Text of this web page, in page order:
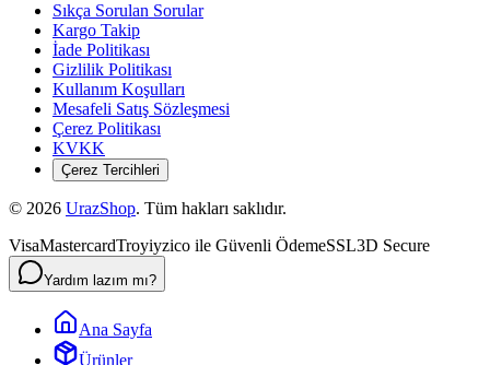
Sıkça Sorulan Sorular
Kargo Takip
İade Politikası
Gizlilik Politikası
Kullanım Koşulları
Mesafeli Satış Sözleşmesi
Çerez Politikası
KVKK
Çerez Tercihleri
© 2026 UrazShop. Tüm hakları saklıdır.
VisaMastercardTroyiyzico ile Güvenli ÖdemeSSL3D Secure
Yardım lazım mı?
Ana Sayfa
Ürünler